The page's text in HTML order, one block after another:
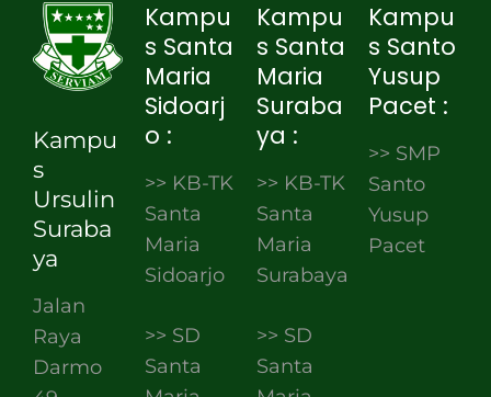
Kampu
s
Ursulin
Suraba
ya
Jalan
Raya
Darmo
Kampu
s Santa
Maria
Sidoarj
o :
>> KB-TK
Santa
Maria
Sidoarjo
>> SD
Santa
Kampu
s Santa
Maria
Suraba
ya :
>> KB-TK
Santa
Maria
Surabaya
>> SD
Santa
Kampu
s Santo
Yusup
Pacet :
>> SMP
Santo
Yusup
Pacet